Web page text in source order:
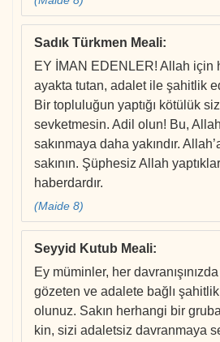
Sadık Türkmen Meali:
EY İMAN EDENLER! Allah için
ayakta tutan, adalet ile şahitlik
Bir topluluğun yaptığı kötülük
sevketmesin. Adil olun! Bu,
sakınmaya daha yakındır.
sakının. Şüphesiz Allah
haberdardır.
(Maide 8)
Seyyid Kutub Meali:
Ey müminler, her davranışınızda
gözeten ve adalete bağlı
olunuz. Sakın herhangi bir
kin, sizi adaletsiz davranmaya